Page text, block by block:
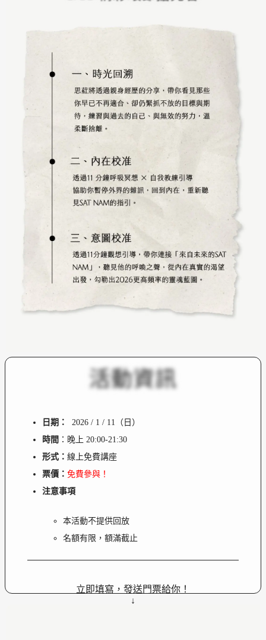
活動資訊
日期： 2026 / 1 / 11（日）
時間 ：晚上 20:00-21:30
形式： 線上免費講座
票價： 免費參與！
注意事項
本活動不提供回放
名額有限，額滿截止
立即填寫，發送門票給你！
↓